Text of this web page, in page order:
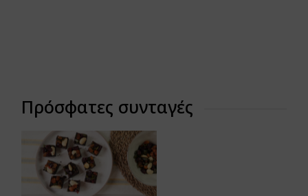
Πρόσφατες συνταγές